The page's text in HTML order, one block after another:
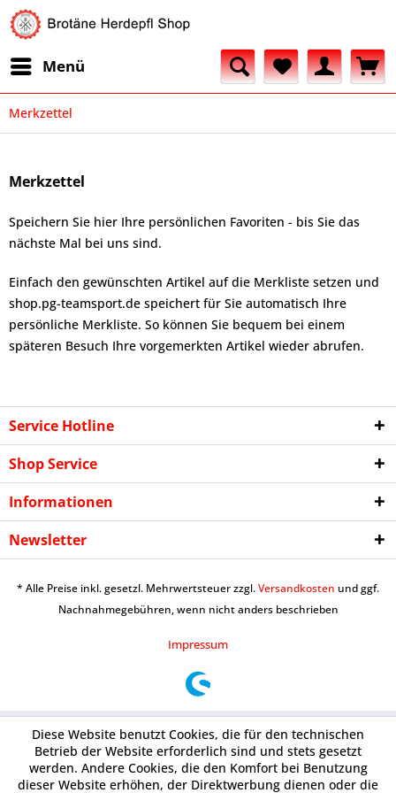
Menü
Merkzettel
Merkzettel
Speichern Sie hier Ihre persönlichen Favoriten - bis Sie das
nächste Mal bei uns sind.
Einfach den gewünschten Artikel auf die Merkliste setzen und
shop.pg-teamsport.de speichert für Sie automatisch Ihre
persönliche Merkliste. So können Sie bequem bei einem
späteren Besuch Ihre vorgemerkten Artikel wieder abrufen.
Service Hotline
Shop Service
Informationen
Newsletter
* Alle Preise inkl. gesetzl. Mehrwertsteuer zzgl.Versandkosten und ggf.
Nachnahmegebühren, wenn nicht anders beschrieben
Impressum
Diese Website benutzt Cookies, die für den technischen
Betrieb der Website erforderlich sind und stets gesetzt
werden. Andere Cookies, die den Komfort bei Benutzung
dieser Website erhöhen, der Direktwerbung dienen oder die